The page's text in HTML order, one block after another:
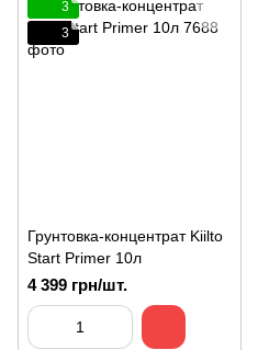
3
3
Грунтовка-концентрат Kiilto
Start Primer 10л
4 399 грн/шт.